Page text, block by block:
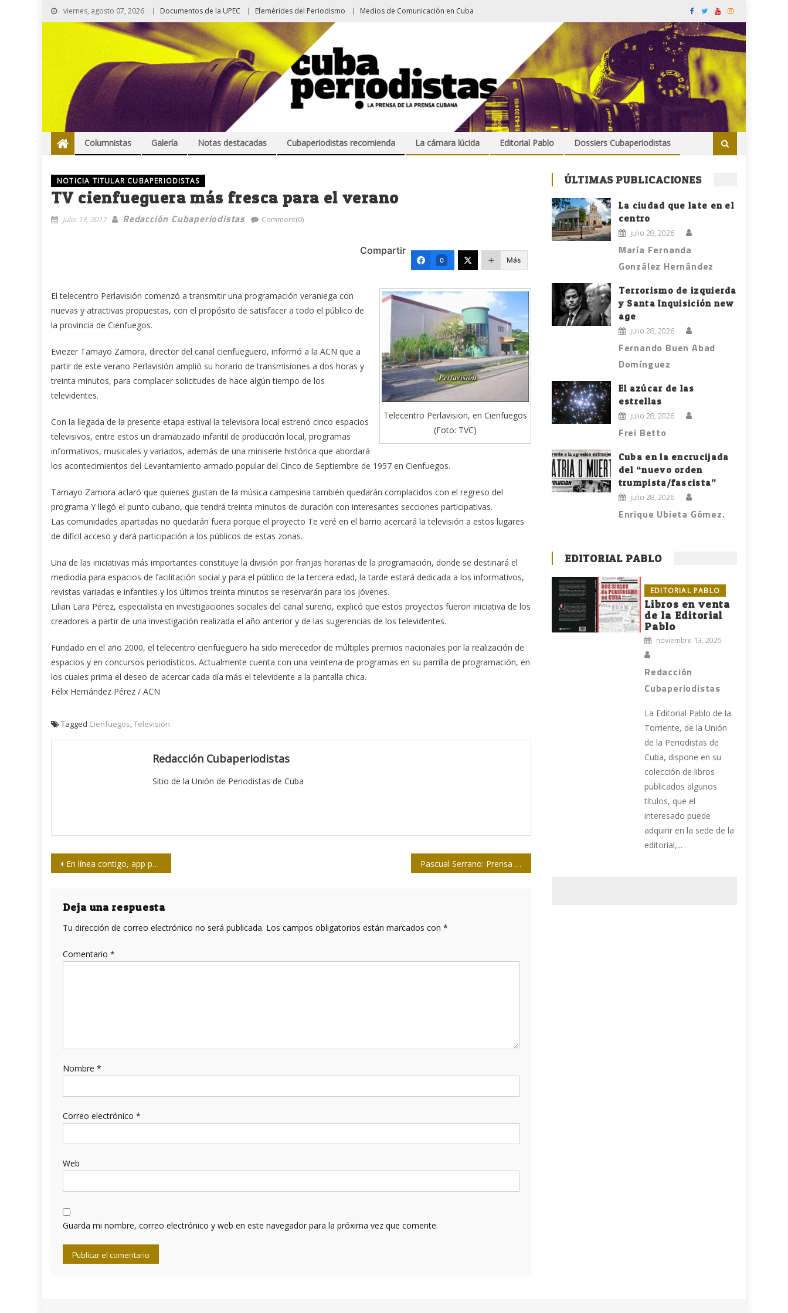
viernes, agosto 07, 2026 Documentos de la UPEC Efemérides del Periodismo Medios de Comunicación en Cuba
Columnistas Galería Notas destacadas Cubaperiodistas recomienda La cámara lúcida Editorial Pablo Dossiers Cubaperiodistas
NOTICIA TITULAR CUBAPERIODISTAS
TV cienfueguera más fresca para el verano
julio 13, 2017 Redacción Cubaperiodistas Comment(0)
Compartir
0 Más
Telecentro Perlavision, en Cienfuegos
(Foto: TVC)
El telecentro Perlavisión comenzó a transmitir una programación veraniega con
nuevas y atractivas propuestas, con el propósito de satisfacer a todo el público de
la provincia de Cienfuegos.
Eviezer Tamayo Zamora, director del canal cienfueguero, informó a la ACN que a
partir de este verano Perlavisión amplió su horario de transmisiones a dos horas y
treinta minutos, para complacer solicitudes de hace algún tiempo de los
televidentes.
Con la llegada de la presente etapa estival la televisora local estrenó cinco espacios
televisivos, entre estos un dramatizado infantil de producción local, programas
informativos, musicales y variados, además de una miniserie histórica que abordará
los acontecimientos del Levantamiento armado popular del Cinco de Septiembre de 1957 en Cienfuegos.
Tamayo Zamora aclaró que quienes gustan de la música campesina también quedarán complacidos con el regreso del
programa Y llegó el punto cubano, que tendrá treinta minutos de duración con interesantes secciones participativas.
Las comunidades apartadas no quedarán fuera porque el proyecto Te veré en el barrio acercará la televisión a estos lugares
de difícil acceso y dará participación a los públicos de estas zonas.
Una de las iniciativas más importantes constituye la división por franjas horarias de la programación, donde se destinará el
mediodía para espacios de facilitación social y para el público de la tercera edad, la tarde estará dedicada a los informativos,
revistas variadas e infantiles y los últimos treinta minutos se reservarán para los jóvenes.
Lilian Lara Pérez, especialista en investigaciones sociales del canal sureño, explicó que estos proyectos fueron iniciativa de los
creadores a partir de una investigación realizada el año anterior y de las sugerencias de los televidentes.
Fundado en el año 2000, el telecentro cienfueguero ha sido merecedor de múltiples premios nacionales por la realización de
espacios y en concursos periodísticos. Actualmente cuenta con una veintena de programas en su parrilla de programación, en
los cuales prima el deseo de acercar cada día más el televidente a la pantalla chica.
Félix Hernández Pérez / ACN
Tagged Cienfuegos,Televisión
Redacción Cubaperiodistas
Sitio de la Unión de Periodistas de Cuba
Navegación
entradas
En línea contigo, app para móviles en Santiago Pascual Serrano: Prensa Latina es referente en información global
Deja una respuesta
Tu dirección de correo electrónico no será publicada. Los campos obligatorios están marcados con *
Comentario *
Nombre *
Correo electrónico *
Web
Guarda mi nombre, correo electrónico y web en este navegador para la próxima vez que comente.
ÚLTIMAS PUBLICACIONES
La ciudad que late en el
centro
julio 28, 2026
María Fernanda
González Hernández
Terrorismo de izquierda
y Santa Inquisición new
age
julio 28, 2026
Fernando Buen Abad
Domínguez
El azúcar de las
estrellas
julio 28, 2026
Frei Betto
Cuba en la encrucijada
del “nuevo orden
trumpista/fascista”
julio 28, 2026
Enrique Ubieta Gómez.
EDITORIAL PABLO
EDITORIAL PABLO
Libros en venta
de la Editorial
Pablo
noviembre 13, 2025
Redacción
Cubaperiodistas
La Editorial Pablo de la
Torriente, de la Unión
de la Periodistas de
Cuba, dispone en su
colección de libros
publicados algunos
títulos, que el
interesado puede
adquirir en la sede de la
editorial,...